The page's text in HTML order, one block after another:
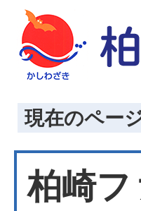
現在のペー
柏崎フ